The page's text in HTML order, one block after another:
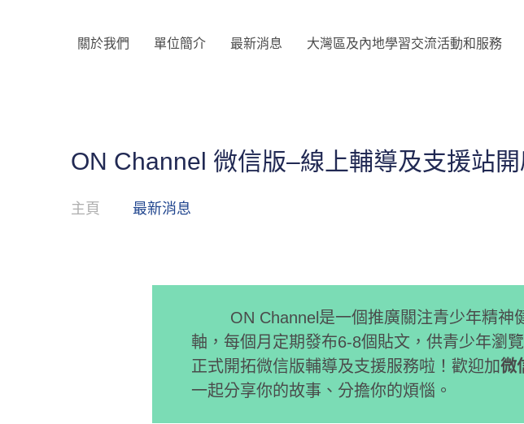
關於我們 單位簡介 最新消息 大灣區及內地學習交流活動和服務
ON Channel 微信版–線上輔導及支援站開
主頁 最新消息
ON Channel是一個推廣關注青少年精神健
軸，每個月定期發布6-8個貼文，供青少年瀏
正式開拓微信版輔導及支援服務啦！歡迎加微
一起分享你的故事、分擔你的煩惱。